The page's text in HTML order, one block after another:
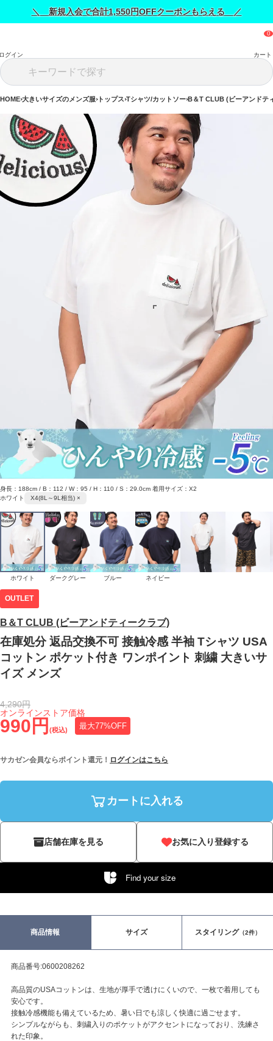
＼ 新規入会で合計1,550円OFFクーポンもらえる ／
グイン カート
HOME 大きいサイズのメンズ服 トップス Tシャツ/カットソー B＆T CLUB (ビーアンドテ
OUTLET
B＆T CLUB (ビーアンドティークラブ)
在庫処分 返品交換不可 接触冷感 半袖 Tシャツ USA
コットン ポケット付き ワンポイント 刺繍 大きいサ
イズ メンズ
990円 (税込) 最大77%OFF
オンラインストア価格
4,290円
サカゼン会員ならポイント還元！ ログインはこちら
カートに入れる
店舗在庫を見る お気に入り登録する
Find your size
身長：188cm / B：112 / W：95 / H：110 / S：29.0cm 着用サイズ：X2
ホワイト
X4(8L～9L相当) ×
ホワイト ダークグレー ブルー ネイビー
商品情報 サイズ スタイリング（2件）
商品番号:0600208262
高品質のUSAコットンは、生地が厚手で透けにくいので、一枚で着用しても
安心です。
接触冷感機能も備えているため、暑い日でも涼しく快適に過ごせます。
シンプルながらも、刺繍入りのポケットがアクセントになっており、洗練さ
れた印象。